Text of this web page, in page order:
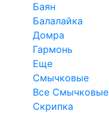
Баян
Балалайка
Домра
Гармонь
Еще
Смычковые
Все Смычковые
Скрипка